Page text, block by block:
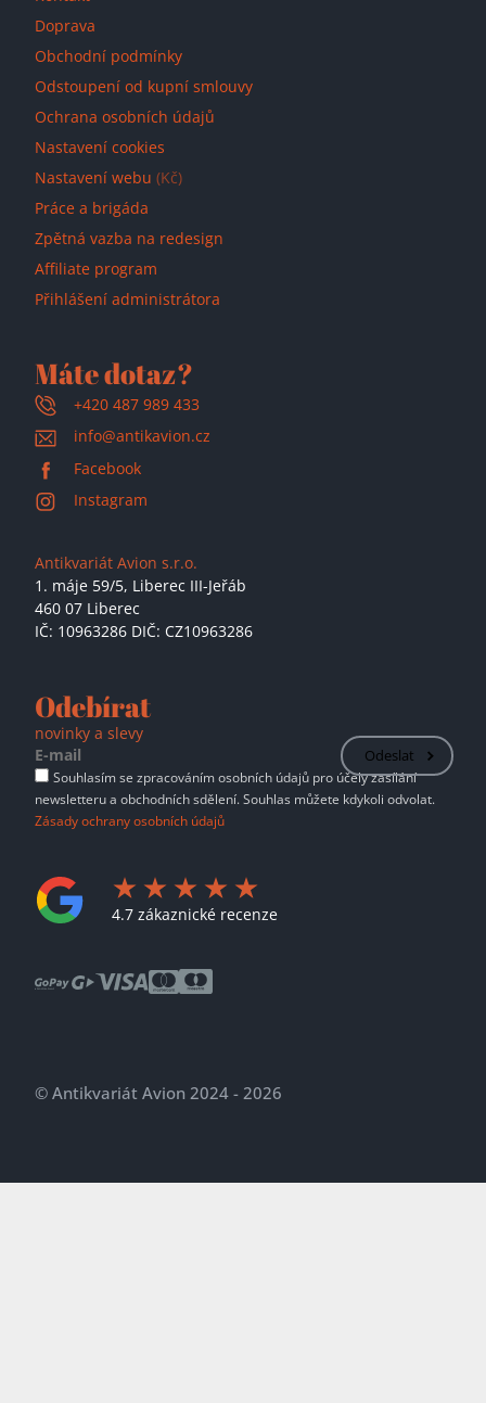
Doprava
Obchodní podmínky
Odstoupení od kupní smlouvy
Ochrana osobních údajů
Nastavení cookies
Nastavení webu (Kč)
Práce a brigáda
Zpětná vazba na redesign
Affiliate program
Přihlášení administrátora
Máte dotaz?
+420 487 989 433
info@antikavion.cz
Facebook
Instagram
Antikvariát Avion s.r.o.
1. máje 59/5, Liberec III-Jeřáb
460 07 Liberec
IČ: 10963286 DIČ: CZ10963286
Odebírat
novinky a slevy
Odeslat
Souhlasím se zpracováním osobních údajů pro účely zasílání
newsletteru a obchodních sdělení. Souhlas můžete kdykoli odvolat.
Zásady ochrany osobních údajů
4.7 zákaznické recenze
© Antikvariát Avion 2024 - 2026